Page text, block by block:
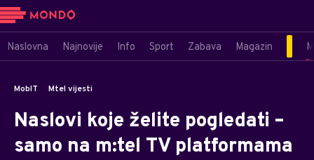
Naslovna Najnovije Info Sport Zabava Magazin
MobIT Mtel vijesti
Naslovi koje želite pogledati –
samo na m:tel TV platformama